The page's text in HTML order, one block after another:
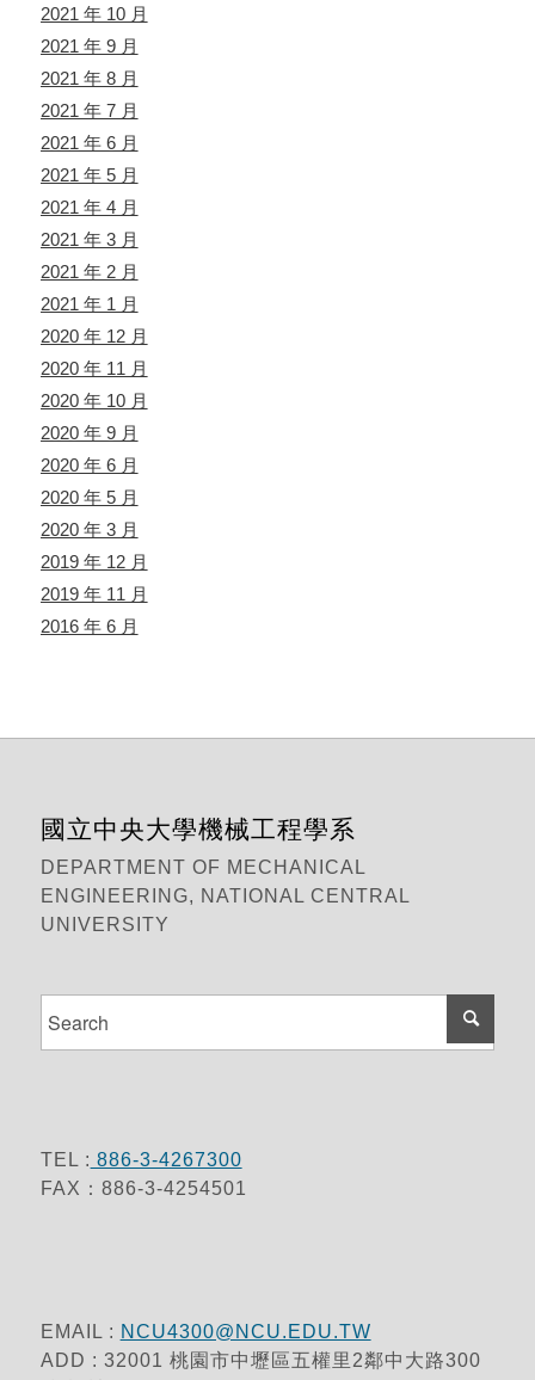
2021 年 10 月
2021 年 9 月
2021 年 8 月
2021 年 7 月
2021 年 6 月
2021 年 5 月
2021 年 4 月
2021 年 3 月
2021 年 2 月
2021 年 1 月
2020 年 12 月
2020 年 11 月
2020 年 10 月
2020 年 9 月
2020 年 6 月
2020 年 5 月
2020 年 3 月
2019 年 12 月
2019 年 11 月
2016 年 6 月
國立中央大學機械工程學系
DEPARTMENT OF MECHANICAL
ENGINEERING, NATIONAL CENTRAL
UNIVERSITY
TEL : 886-3-4267300
FAX：886-3-4254501
EMAIL : NCU4300@NCU.EDU.TW
ADD : 32001 桃園市中壢區五權里2鄰中大路300